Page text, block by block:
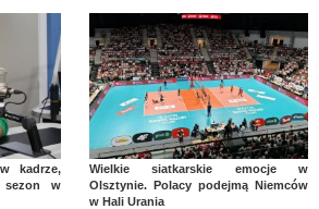
kadrze,
w
Wielkie siatkarskie emocje w
Olsztynie. Polacy podejmą Niemców
w Hali Urania